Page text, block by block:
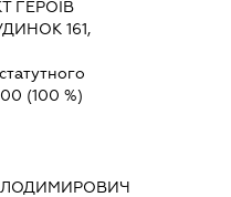
ГЕРОЇВ
161,
(100 %)